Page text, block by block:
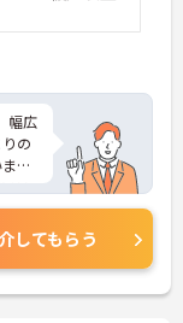
幅広
の
ス
。
修
ま
してもらう